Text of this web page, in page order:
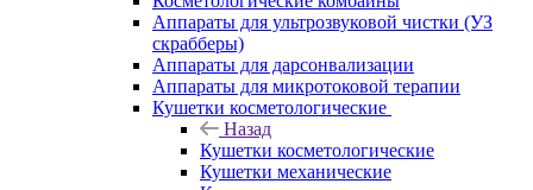
Аппараты для ультрозвуковой чистки (УЗ
скрабберы)
Аппараты для дарсонвализации
Аппараты для микротоковой терапии
Кушетки косметологические
Назад
Кушетки косметологические
Кушетки механические